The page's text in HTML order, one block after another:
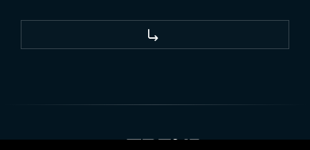
соответствующие вашим потребностям. Вы
также можете приобрести флаги любого
можете воспользоваться нашими
Все моделигосударственных флагови другие